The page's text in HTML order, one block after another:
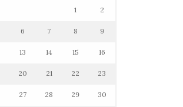
1 2
6 7 8 9
13 14 15 16
20 21 22 23
27 28 29 30